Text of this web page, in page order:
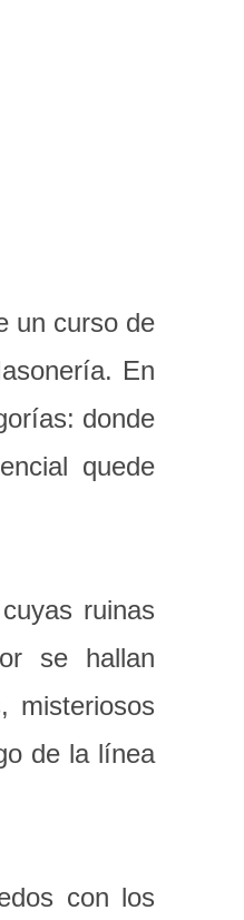
un curso de
En
donde
quede
ruinas
se hallan
misteriosos
de la línea
con los